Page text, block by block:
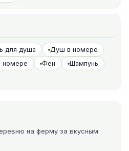
для душа
Душ в номере
номере Фен
Шампунь
на ферму за вкусным